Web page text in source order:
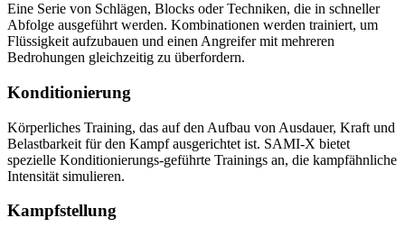
Eine Serie von Schlägen, Blocks oder Techniken, die in schneller
Abfolge ausgeführt werden. Kombinationen werden trainiert, um
Flüssigkeit aufzubauen und einen Angreifer mit mehreren
Bedrohungen gleichzeitig zu überfordern.
Konditionierung
Körperliches Training, das auf den Aufbau von Ausdauer, Kraft und
Belastbarkeit für den Kampf ausgerichtet ist. SAMI-X bietet
spezielle Konditionierungs-geführte Trainings an, die kampfähnliche
Intensität simulieren.
Kampfstellung